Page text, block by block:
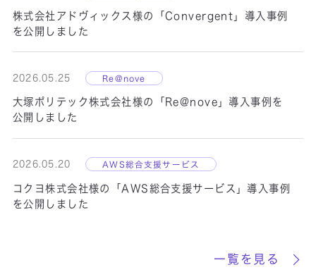
PCデータ秘密分
散セキュリティ
Power Platform
株式会社アドヴィックス様の「Convergent」導入事例
を公開しました
2026.05.25 Re@nove
大塚ポリテック株式会社様の「Re@nove」導入事例を
公開しました
2026.05.20 AWS総合支援サービス
コクヨ株式会社様の「AWS総合支援サービス」導入事例
を公開しました
一覧を見る